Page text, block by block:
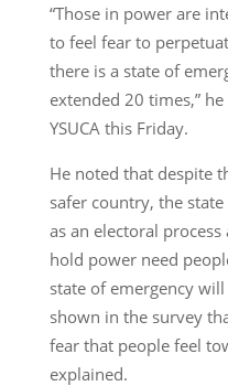
“Those in power are
to feel fear to
there is a state of
extended 20 times,”
YSUCA this Friday.
He noted that despite
safer country, the
as an electoral process
hold power need
state of emergency
shown in the survey
fear that people feel
explained.